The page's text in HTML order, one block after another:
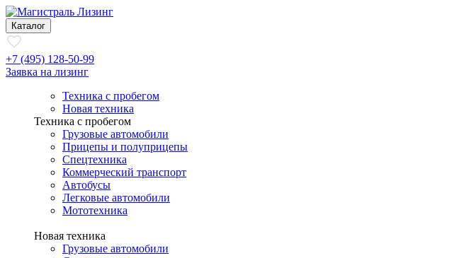
Каталог
+7 (495) 128-50-99
Заявка на лизинг
Техника с пробегом
Новая техника
Техника с пробегом
Грузовые автомобили
Прицепы и полуприцепы
Спецтехника
Коммерческий транспорт
Автобусы
Легковые автомобили
Мототехника
Новая техника
Грузовые автомобили